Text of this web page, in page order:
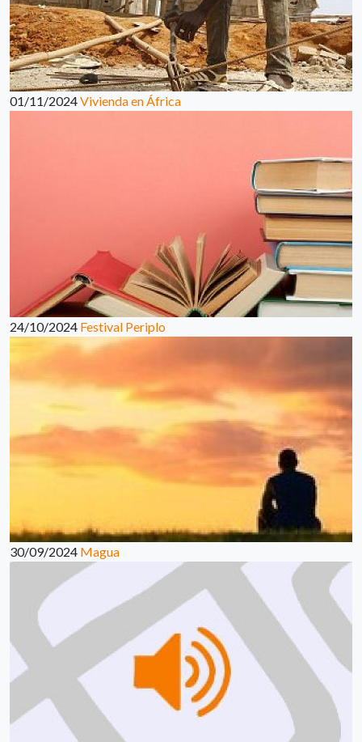
01/11/2024Vivienda en África
24/10/2024 Festival Periplo
30/09/2024 Magua